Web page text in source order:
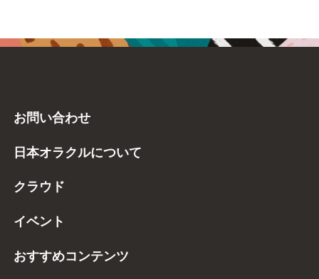
お問い合わせ
日本オラクルについて
クラウド
イベント
おすすめコンテンツ